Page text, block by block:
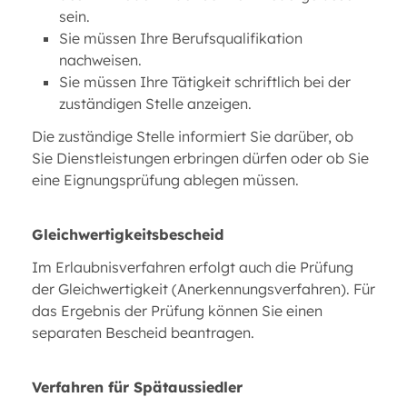
sein.
Sie müssen Ihre Berufsqualifikation
nachweisen.
Sie müssen Ihre Tätigkeit schriftlich bei der
zuständigen Stelle anzeigen.
Die zuständige Stelle informiert Sie darüber, ob
Sie Dienstleistungen erbringen dürfen oder ob Sie
eine Eignungsprüfung ablegen müssen.
Gleichwertigkeitsbescheid
Im Erlaubnisverfahren erfolgt auch die Prüfung
der Gleichwertigkeit (Anerkennungsverfahren). Für
das Ergebnis der Prüfung können Sie einen
separaten Bescheid beantragen.
Verfahren für Spätaussiedler